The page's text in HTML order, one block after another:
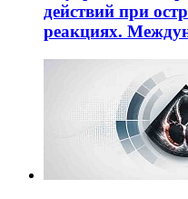
действий при
реакциях.